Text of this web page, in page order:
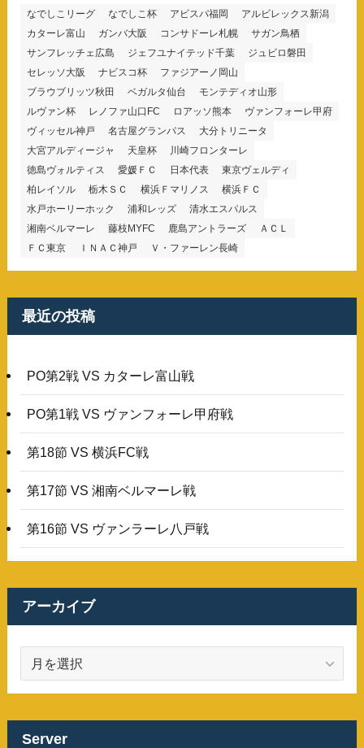
なでしこリーグ なでしこ杯 アビスパ福岡
アルビレックス新潟
カターレ富山
ガンバ大阪 コンサドーレ札幌
サガン鳥栖
サンフレッチェ広島
ジェフユナイテッド千葉
ジュビロ磐田
セレッソ大阪
ナビスコ杯
ファジアーノ岡山
ブラウブリッツ秋田
ベガルタ仙台
モンテディオ山形
ルヴァン杯
レノファ山口FC ロアッソ熊本
ヴァンフォーレ甲府
ヴィッセル神戸
名古屋グランパス
大分トリニータ
大宮アルディージャ
天皇杯
川崎フロンターレ
徳島ヴォルティス
愛媛ＦＣ 日本代表
東京ヴェルディ
柏レイソル
栃木ＳＣ 横浜Ｆマリノス
横浜ＦＣ
水戸ホーリーホック
浦和レッズ
清水エスパルス
湘南ベルマーレ
藤枝MYFC 鹿島アントラーズ
ＡＣＬ
ＦＣ東京
ＩＮＡＣ神戸 Ｖ・ファーレン長崎
最近の投稿
PO第2戦 VS カターレ富山戦
PO第1戦 VS ヴァンフォーレ甲府戦
第18節 VS 横浜FC戦
第17節 VS 湘南ベルマーレ戦
第16節 VS ヴァンラーレ八戸戦
アーカイブ
カ
ブ
Server